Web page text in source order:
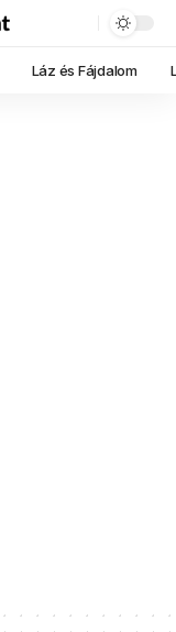
Láz és Fájdalom